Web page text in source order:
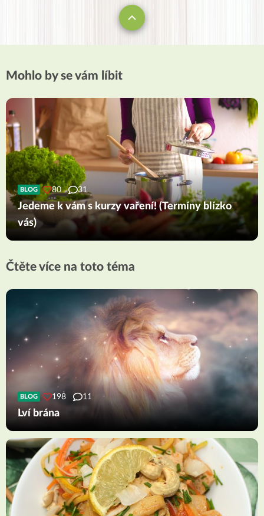
Mohlo by se vám líbit
BLOG 80 31
Jedeme k vám s kurzy vaření! (Termíny blízko
vás)
Čtěte více na toto téma
BLOG 198 11
Lví brána